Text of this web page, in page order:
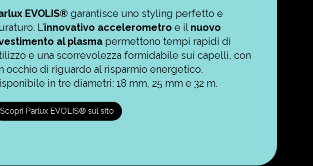
EVOLIS® garantisce uno styling perfetto e
L’innovativo accelerometro e il nuovo
al plasma permettono tempi rapidi di
e una scorrevolezza formidabile sui capelli, con
occhio di riguardo al risparmio energetico.
in tre diametri: 18 mm, 25 mm e 32 m.
Scopri Parlux EVOLIS® sul sito